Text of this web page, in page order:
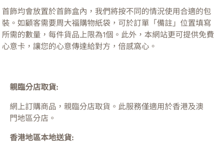
首飾均會放置於首飾盒內，我們將按不同的情況使用合適的包
裝。如顧客需要周大福購物紙袋，可於訂單「備註」位置填寫
所需的數量，每件貨品上限為1個。此外，本網站更可提供免費
心意卡，讓您的心意傳達給對方，倍感窩心。
親臨分店取貨:
網上訂購商品，親臨分店取貨。此服務僅適用於香港及澳
門地區分店。
香港地區本地送貨: